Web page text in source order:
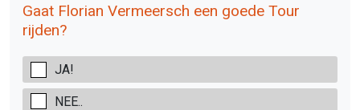
Gaat Florian Vermeersch een goede Tour
rijden?
JA!
NEE..